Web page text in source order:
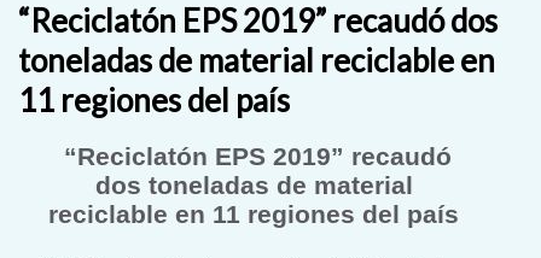
“Reciclatón EPS 2019” recaudó dos
toneladas de material reciclable en
11 regiones del país
“Reciclatón EPS 2019” recaudó
dos toneladas de material
reciclable en 11 regiones del país